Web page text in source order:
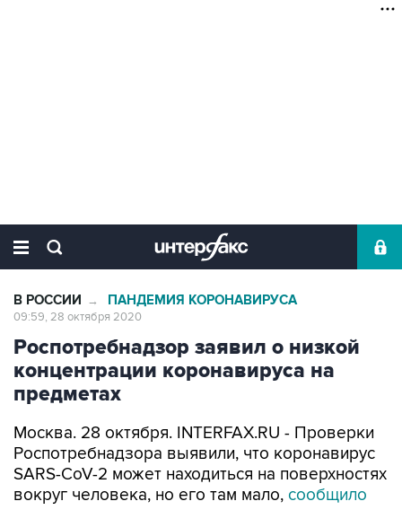
В РОССИИ → ПАНДЕМИЯ КОРОНАВИРУСА
09:59, 28 октября 2020
Роспотребнадзор заявил о низкой
концентрации коронавируса на
предметах
Москва. 28 октября. INTERFAX.RU - Проверки
Роспотребнадзора выявили, что коронавирус
SARS-CoV-2 может находиться на поверхностях
вокруг человека, но его там мало, сообщило